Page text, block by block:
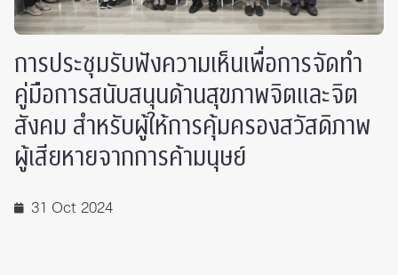
การประชุมรับฟังความเห็นเพื่อการจัดทำ
คู่มือการสนับสนุนด้านสุขภาพจิตและจิต
สังคม สำหรับผู้ให้การคุ้มครองสวัสดิภาพ
ผู้เสียหายจากการค้ามนุษย์
31 Oct 2024